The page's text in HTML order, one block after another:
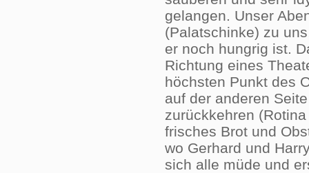
gelangen. Unser
(Palatschinke) zu
er noch hungrig ist.
Richtung eines
höchsten Punkt des
auf der anderen
zurückkehren
frisches Brot und
wo Gerhard und
sich alle müde und